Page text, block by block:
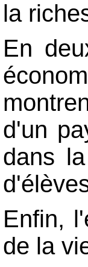
la
En
d'un
dans
Enfin,
de la